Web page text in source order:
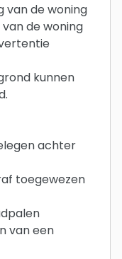
van de woning
de woning
kunnen
achter
toegewezen
van een